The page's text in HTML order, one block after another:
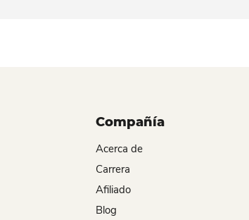
Compañía
Acerca de
Carrera
Afiliado
Blog